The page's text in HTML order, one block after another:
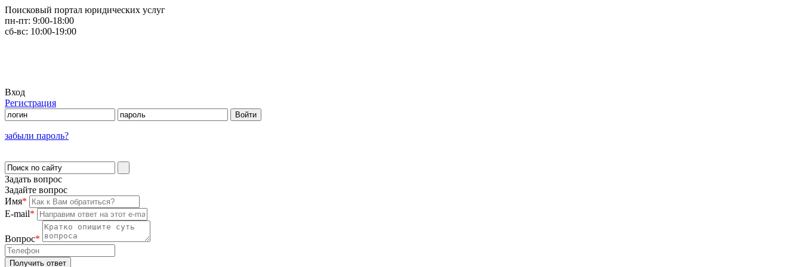
Поисковый портал юридических услуг
пн-пт: 9:00-18:00
сб-вс: 10:00-19:00
Вход
Регистрация
забыли пароль?
Задать вопрос
Задайте вопрос
Имя*
E-mail*
Вопрос*